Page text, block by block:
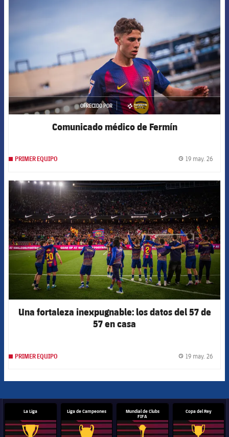
OFRECIDO POR
asistencia
Comunicado médico de Fermín
PRIMER EQUIPO 19 may. 26
FCB Barcelona badge
Una fortaleza inexpugnable: los datos del 57 de
57 en casa
PRIMER EQUIPO 19 may. 26
La Liga Liga de Campeones
Mundial de Clubs
FIFA
Copa del Rey